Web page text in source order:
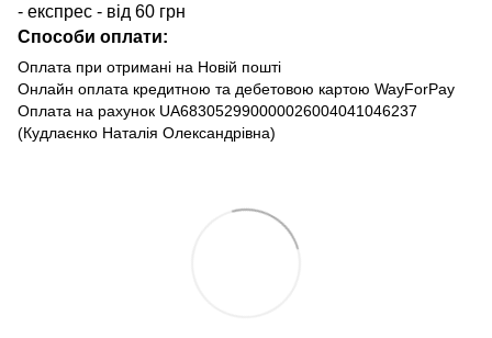
- експрес - від 60 грн
Способи оплати:
Оплата при отримані на Новій пошті
Онлайн оплата кредитною та дебетовою картою WayForPay
Оплата на рахунок UA683052990000026004041046237
(Кудлаєнко Наталія Олександрівна)